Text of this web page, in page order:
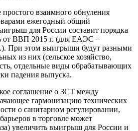
простого взаимного обнуления
ежегодный общий
для России составит порядка
от ВВП 2015 г. (для ЕАЭС –
При этом выигрыши будут разными
из них (сельское хозяйство,
отдельные виды обрабатывающих
падения выпуска.
соглашение о ЗСТ между
гармонизацию технических
о санитарном регулировании,
в торговле может
увеличить выигрыш для России и